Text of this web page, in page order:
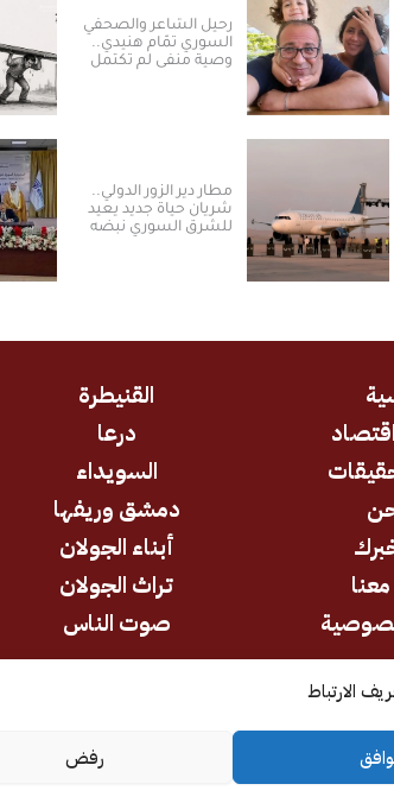
الارتباط
رفض
رحيل الشاعر والصحفي
السوري تمّام هنيدي..
وصية منفى لم تكتمل
مطار دير الزور الدولي..
شريان حياة جديد يعيد
للشرق السوري نبضه
القنيطرة
درعا
السويداء
دمشق وريفها
أبناء الجولان
تراث الجولان
صوت الناس
وليس بالضرورة عن رأي وتوجه